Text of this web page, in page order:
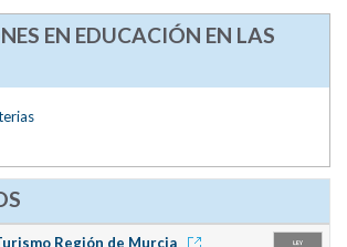
EN EDUCACIÓN EN LAS
Región de Murcia